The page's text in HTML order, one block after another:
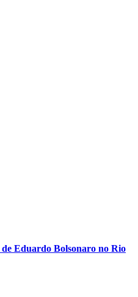
Eduardo Bolsonaro no Rio